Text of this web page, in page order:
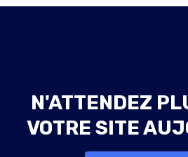
N'ATTENDEZ
VOTRE SITE